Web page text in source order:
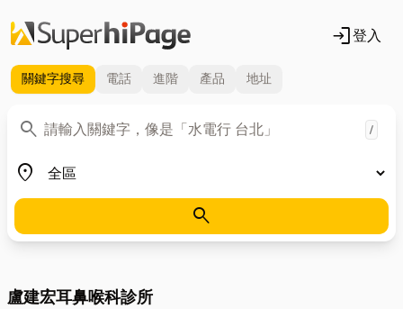
login登入
關鍵字搜尋 電話 進階 產品 地址
search
關鍵字 /
place
地區
search
盧建宏耳鼻喉科診所